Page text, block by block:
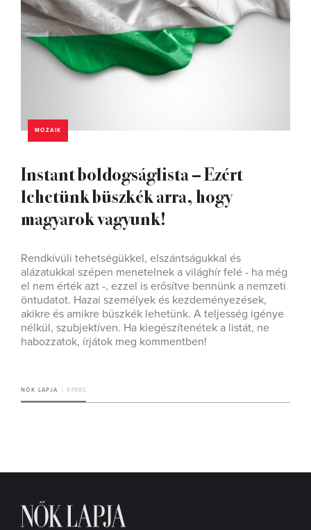
MOZAIK
Instant boldogságlista – Ezért
lehetünk büszkék arra, hogy
magyarok vagyunk!
Rendkívüli tehetségükkel, elszántságukkal és
alázatukkal szépen menetelnek a világhír felé - ha még
el nem érték azt -, ezzel is erősítve bennünk a nemzeti
öntudatot. Hazai személyek és kezdeményezések,
akikre és amikre büszkék lehetünk. A teljesség igénye
nélkül, szubjektíven. Ha kiegészítenétek a listát, ne
habozzatok, írjátok meg kommentben!
NŐK LAPJA 5 PERC